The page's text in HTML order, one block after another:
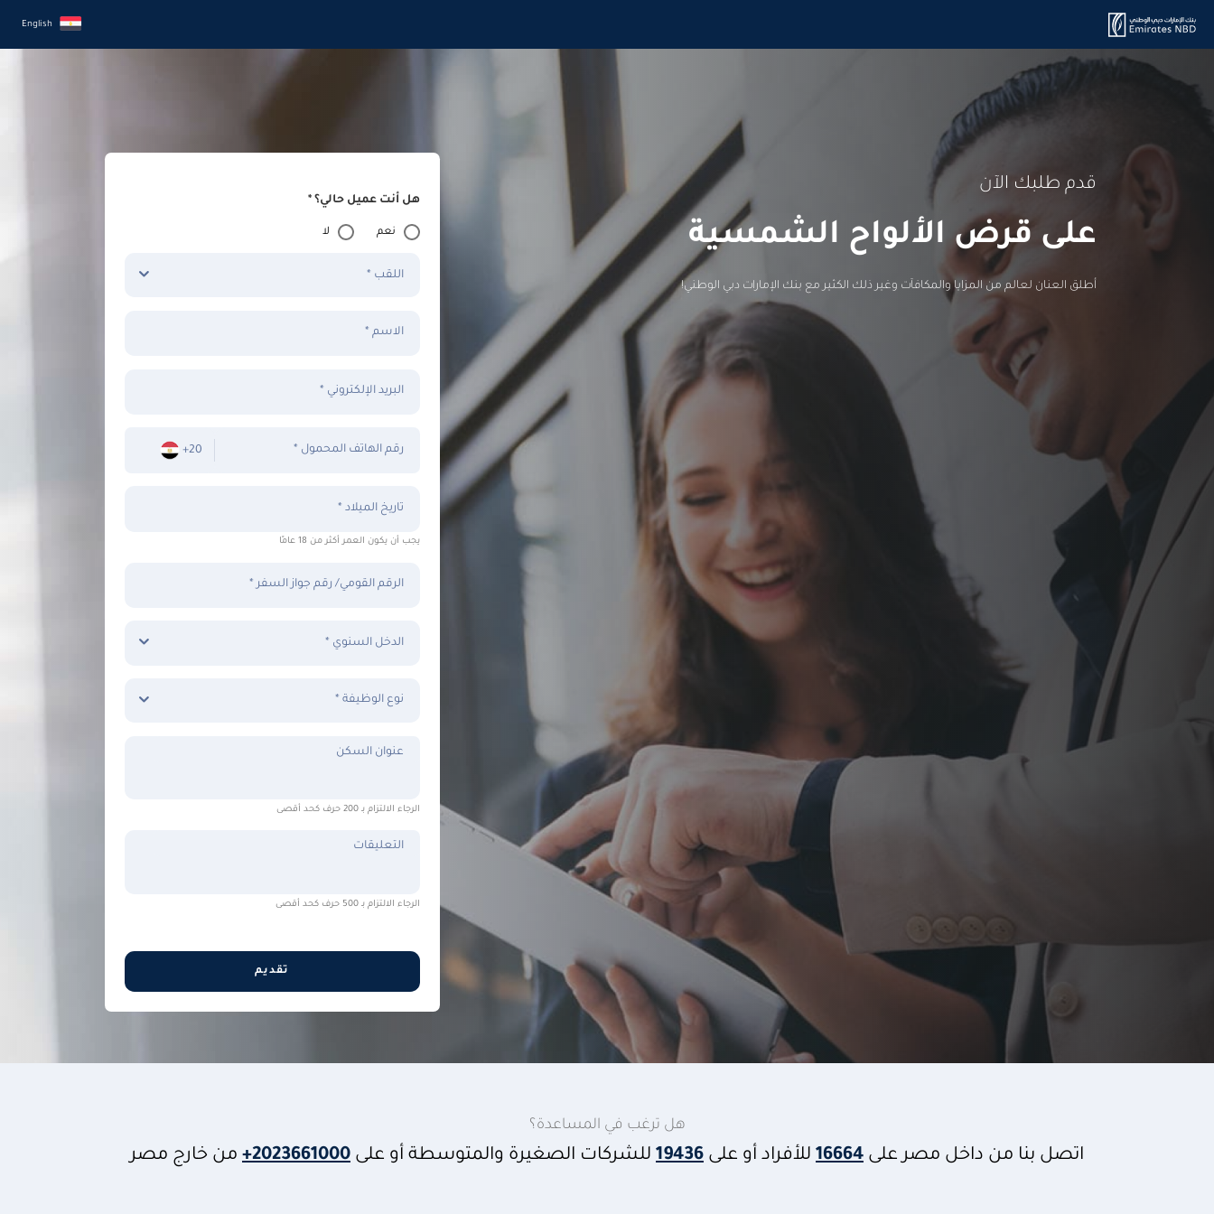
English
قدم طلبك الآن
على قرض الألواح الشمسية
أطلق العنان لعالم من المزايا والمكافآت وغير ذلك الكثير مع بنك الإمارات دبي الوطني!
هل أنت عميل حالي؟ *
نعم لا
اللقب *
الاسم *
البريد الإلكتروني *
+20 * رقم الهاتف المحمول
تاريخ الميلاد *
يجب أن يكون العمر أكثر من 18 عامًا
الرقم القومي/ رقم جواز السفر *
الدخل السنوي *
نوع الوظيفة *
عنوان السكن
الرجاء الالتزام بـ 200 حرف كحد أقصى
التعليقات
الرجاء الالتزام بـ 500 حرف كحد أقصى
تقديم
هل ترغب في المساعدة؟
اتصل بنا من داخل مصر على 16664 للأفراد أو على 19436 للشركات الصغيرة والمتوسطة أو على +2023661000 من خارج مصر